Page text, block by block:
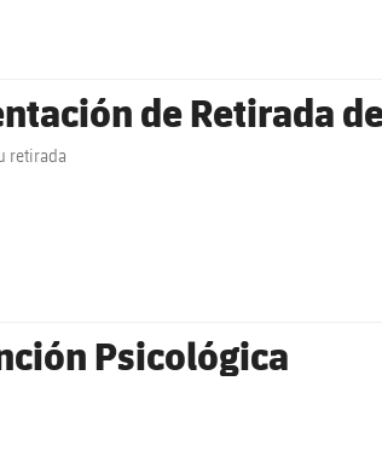
de Retirada
retirada
Psicológica